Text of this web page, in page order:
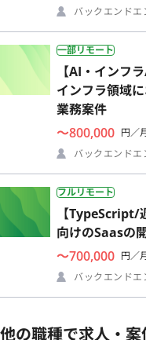
バックエンドエ
一部リモート
【AI・インフ
インフラ領域
業務案件
〜800,000 円／
バックエンドエ
フルリモート
【TypeScript/
向けのSaasの
〜700,000 円／
バックエンドエ
他の職種で求人・案